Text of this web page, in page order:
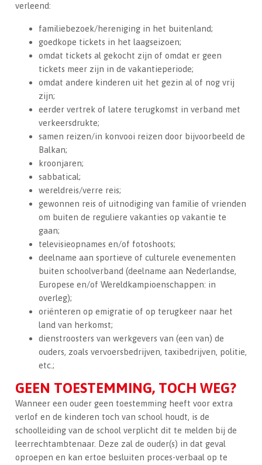
verleend:
familiebezoek/hereniging in het buitenland;
goedkope tickets in het laagseizoen;
omdat tickets al gekocht zijn of omdat er geen
tickets meer zijn in de vakantieperiode;
omdat andere kinderen uit het gezin al of nog vrij
zijn;
eerder vertrek of latere terugkomst in verband met
verkeersdrukte;
samen reizen/in konvooi reizen door bijvoorbeeld de
Balkan;
kroonjaren;
sabbatical;
wereldreis/verre reis;
gewonnen reis of uitnodiging van familie of vrienden
om buiten de reguliere vakanties op vakantie te
gaan;
televisieopnames en/of fotoshoots;
deelname aan sportieve of culturele evenementen
buiten schoolverband (deelname aan Nederlandse,
Europese en/of Wereldkampioenschappen: in
overleg);
oriënteren op emigratie of op terugkeer naar het
land van herkomst;
dienstroosters van werkgevers van (een van) de
ouders, zoals vervoersbedrijven, taxibedrijven, politie,
etc.;
GEEN TOESTEMMING, TOCH WEG?
Wanneer een ouder geen toestemming heeft voor extra
verlof en de kinderen toch van school houdt, is de
schoolleiding van de school verplicht dit te melden bij de
leerrechtambtenaar. Deze zal de ouder(s) in dat geval
oproepen en kan ertoe besluiten proces-verbaal op te